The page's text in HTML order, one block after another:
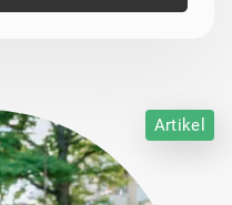
Artikel